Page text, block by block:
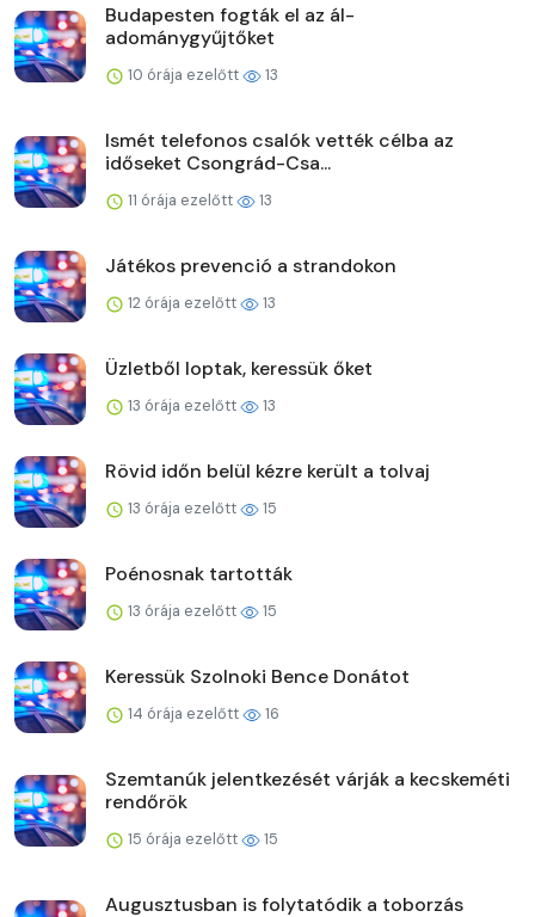
Budapesten fogták el az ál-
adománygyűjtőket
10 órája ezelőtt 13
Ismét telefonos csalók vették célba az
időseket Csongrád-Csa...
11 órája ezelőtt 13
Játékos prevenció a strandokon
12 órája ezelőtt 13
Üzletből loptak, keressük őket
13 órája ezelőtt 13
Rövid időn belül kézre került a tolvaj
13 órája ezelőtt 15
Poénosnak tartották
13 órája ezelőtt 15
Keressük Szolnoki Bence Donátot
14 órája ezelőtt 16
Szemtanúk jelentkezését várják a kecskeméti
rendőrök
15 órája ezelőtt 15
Augusztusban is folytatódik a toborzás